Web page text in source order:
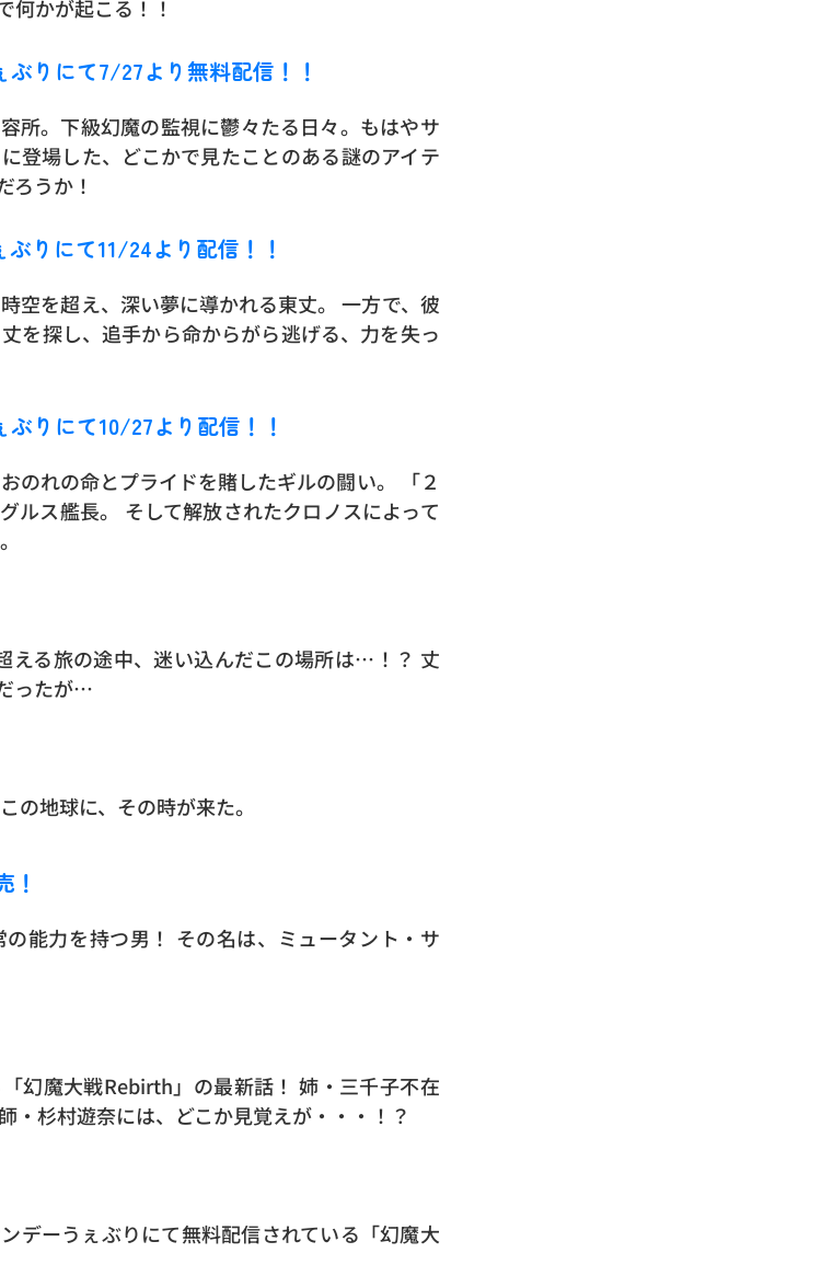
かが起こる！！
りにて7/27より無料配信！！
所。下級幻魔の監視に鬱々たる日々。もはやサ
登場した、どこかで見たことのある謎のアイテ
ろうか！
りにて11/24より配信！！
空を超え、深い夢に導かれる東丈。 一方で、彼
を探し、追手から命からがら逃げる、力を失っ
りにて10/27より配信！！
のれの命とプライドを賭したギルの闘い。 「２
ルス艦長。 そして解放されたクロノスによって
える旅の途中、迷い込んだこの場所は…！？ 丈
ったが…
の地球に、その時が来た。
！
能力を持つ男！ その名は、ミュータント・サ
幻魔大戦Rebirth」の最新話！ 姉・三千子不在
・杉村遊奈には、どこか見覚えが・・・！？
デーうぇぶりにて無料配信されている「幻魔大